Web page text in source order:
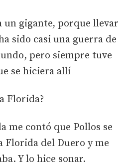
un gigante, porque llevar
sido casi una guerra de
pero siempre tuve
se hiciera allí
Florida?
me contó que Pollos se
Florida del Duero y me
Y lo hice sonar.